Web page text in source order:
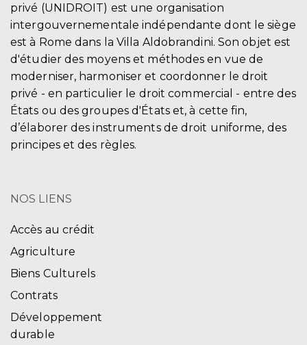
privé (UNIDROIT) est une organisation
intergouvernementale indépendante dont le siège
est à Rome dans la Villa Aldobrandini. Son objet est
d'étudier des moyens et méthodes en vue de
moderniser, harmoniser et coordonner le droit
privé - en particulier le droit commercial - entre des
États ou des groupes d'États et, à cette fin,
d’élaborer des instruments de droit uniforme, des
principes et des règles.
NOS LIENS
Accès au crédit
Agriculture
Biens Culturels
Contrats
Développement
durable